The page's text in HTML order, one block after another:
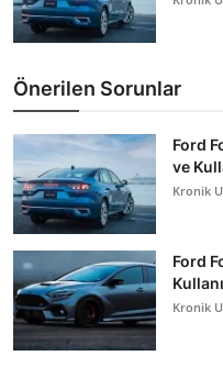
Önerilen Sorunlar
Ford
ve
Kronik
Ford
Kronik